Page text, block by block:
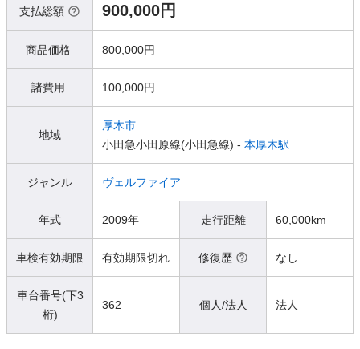
支払総額 900,000円
商品価格 800,000円
諸費用 100,000円
地域
厚木市
小田急小田原線(小田急線) - 本厚木駅
ジャンル ヴェルファイア
年式 2009年 走行距離 60,000km
車検有効期限 有効期限切れ 修復歴 なし
車台番号(下3
桁)
362 個人/法人 法人